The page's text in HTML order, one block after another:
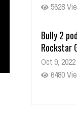
5628
Bully 2
Rockstar
Oct 9, 2022
6480
Rumor: